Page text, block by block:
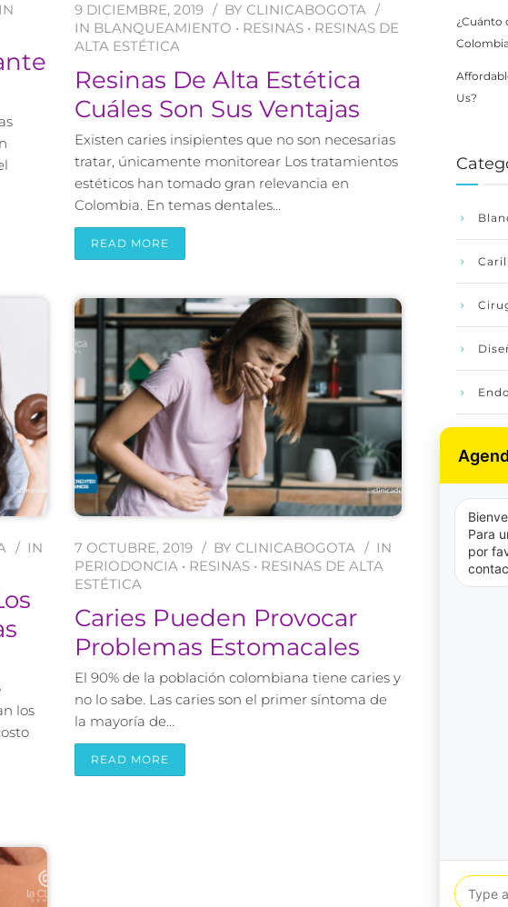
IN
9 DICIEMBRE, 2019 BY CLINICABOGOTA
IN BLANQUEAMIENTO • RESINAS • RESINAS DE
ALTA ESTÉTICA
Resinas De Alta Estética
Cuáles Son Sus Ventajas
Existen caries insipientes que no son necesarias
tratar, únicamente monitorear Los tratamientos
estéticos han tomado gran relevancia en
Colombia. En temas dentales…
READ MORE
IN
los
7 OCTUBRE, 2019 BY CLINICABOGOTA
IN
PERIODONCIA • RESINAS • RESINAS DE ALTA
ESTÉTICA
Caries Pueden Provocar
Problemas Estomacales
El 90% de la población colombiana tiene caries y
no lo sabe. Las caries son el primer síntoma de
la mayoría de…
READ MORE
¿Cuánto
Us?
Para
por